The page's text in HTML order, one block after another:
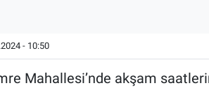
- 10:50
Mahallesi’nde akşam